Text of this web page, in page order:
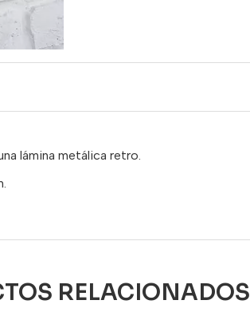
lámina metálica retro.
RELACIONADOS